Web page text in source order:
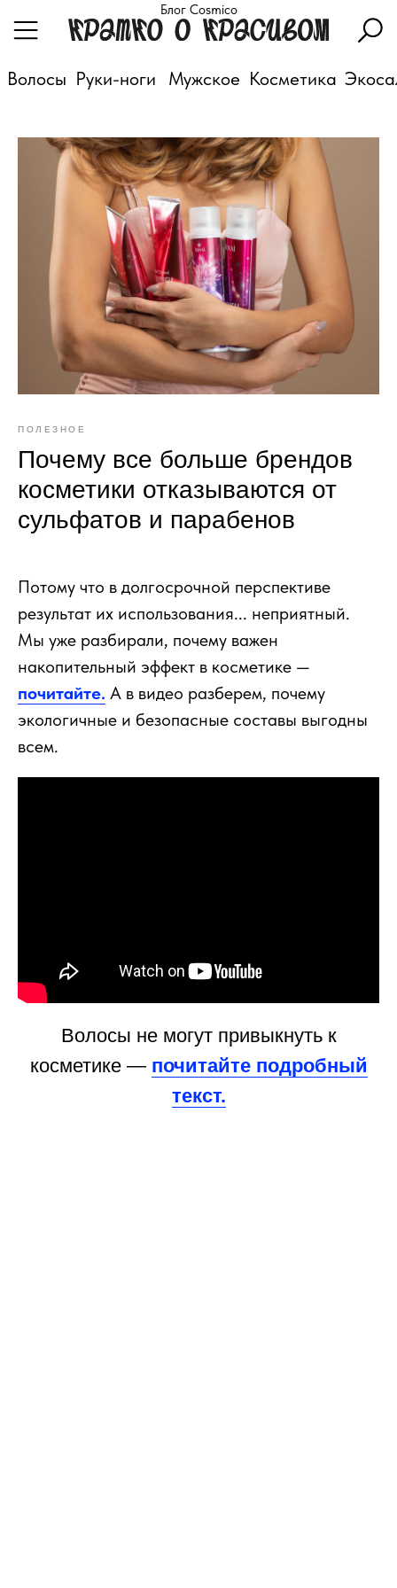
Блог Cosmico
Мужское
Руки-ноги
Волосы Косметика
ПОЛЕЗНОЕ
Почему все больше брендов
косметики отказываются от
сульфатов и парабенов
Потому что в долгосрочной перспективе
результат их использования... неприятный.
Мы уже разбирали, почему важен
накопительный эффект в косметике —
почитайте. А в видео разберем, почему
экологичные и безопасные составы выгодны
всем.
Волосы не могут привыкнуть к
косметике — почитайте подробный
текст.